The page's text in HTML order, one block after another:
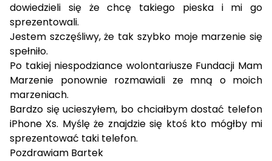
dowiedzieli się że chcę takiego pieska i mi go
sprezentowali.
Jestem szczęśliwy, że tak szybko moje marzenie się
spełniło.
Po takiej niespodziance wolontariusze Fundacji Mam
Marzenie ponownie rozmawiali ze mną o moich
marzeniach.
Bardzo się ucieszyłem, bo chciałbym dostać telefon
iPhone Xs. Myślę że znajdzie się ktoś kto mógłby mi
sprezentować taki telefon.
Pozdrawiam Bartek